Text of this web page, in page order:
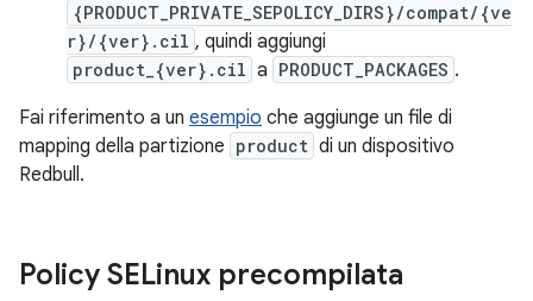
{PRODUCT_PRIVATE_SEPOLICY_DIRS}/compat/{ve
r}/{ver}.cil , quindi aggiungi
product_{ver}.cil a PRODUCT_PACKAGES .
Fai riferimento a un esempio che aggiunge un file di
mapping della partizione product di un dispositivo
Redbull.
Policy SELinux precompilata